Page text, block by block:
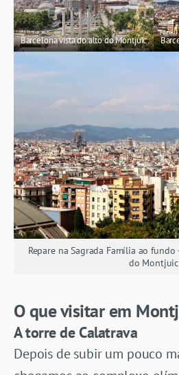
Barcelona vista do alto do Montjuic
Repare na Sagrada Família ao
do Montjuic
O que visitar em
A torre de Calatrava
Depois de subir um pouco